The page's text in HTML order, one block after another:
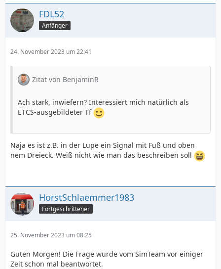
FDL52
Anfänger
24. November 2023 um 22:41
Zitat von BenjaminR
Ach stark, inwiefern? Interessiert mich natürlich als
ETCS-ausgebildeter Tf
Naja es ist z.B. in der Lupe ein Signal mit Fuß und oben
nem Dreieck. Weiß nicht wie man das beschreiben soll
HorstSchlaemmer1983
Fortgeschrittener
25. November 2023 um 08:25
Guten Morgen! Die Frage wurde vom SimTeam vor einiger
Zeit schon mal beantwortet.